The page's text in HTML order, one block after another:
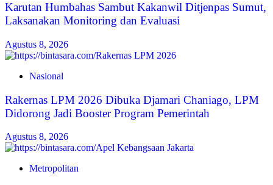
Karutan Humbahas Sambut Kakanwil Ditjenpas Sumut,
Laksanakan Monitoring dan Evaluasi
Agustus 8, 2026
Nasional
Rakernas LPM 2026 Dibuka Djamari Chaniago, LPM
Didorong Jadi Booster Program Pemerintah
Agustus 8, 2026
Metropolitan